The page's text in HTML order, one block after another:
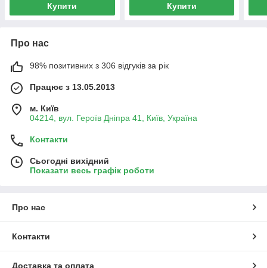
Купити Купити
Про нас
98% позитивних з 306 відгуків за рік
Працює з 13.05.2013
м. Київ
04214, вул. Героїв Дніпра 41, Київ, Україна
Контакти
Сьогодні вихідний
Показати весь графік роботи
Про нас
Контакти
Доставка та оплата